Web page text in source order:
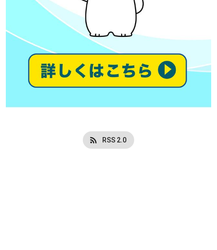
RSS 2.0